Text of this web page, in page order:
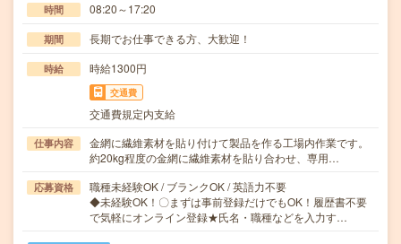
時間 08:20～17:20
期間 長期でお仕事できる方、大歓迎！
時給 時給1300円
交通費
交通費規定内支給
仕事内容
金網に繊維素材を貼り付けて製品を作る工場内作業です。
約20kg程度の金網に繊維素材を貼り合わせ、専用…
応募資格
職種未経験OK / ブランクOK / 英語力不要
◆未経験OK！〇まずは事前登録だけでもOK！履歴書不要
で気軽にオンライン登録★氏名・職種などを入力す…